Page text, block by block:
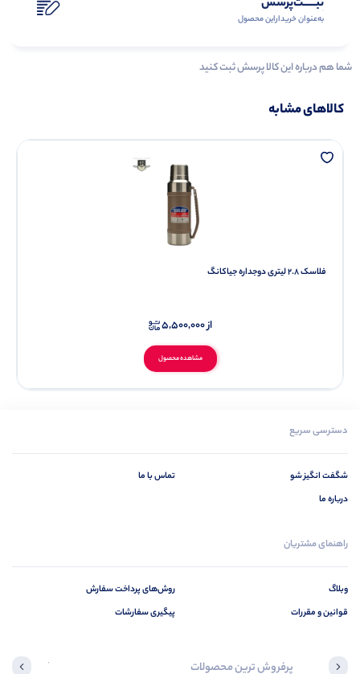
به‌عنوان ‌خریدار‌این‌ محصول
شما هم درباره این کالا پرسش ثبت کنید
کالاهای مشابه
فلاسک 2.8 لیتری دوجداره جیاکانگ
مشاهده محصول
از5,500,000
دسترسی سریع
شگفت انگیز شو
درباره ما
تماس با ما
راهنمای مشتریان
وبلاگ
قوانین و مقررات
روش‌های پرداخت سفارش
پیگیری سفارشات
پرفروش ترین محصولات آخرین